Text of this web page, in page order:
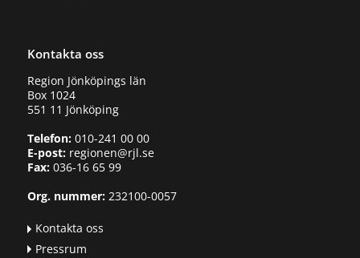
Kontakta oss
Region Jönköpings län
Box 1024
551 11 Jönköping
Telefon:010-241 00 00
E-post:regionen@rjl.se
Fax: 036-16 65 99
Org. nummer:232100-0057
Kontakta oss
Pressrum